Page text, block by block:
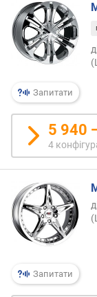
т
ю
в
д
е
ш
е
в
и
х
о
д
о
о
г
Запитати
5 940
4
Запитати